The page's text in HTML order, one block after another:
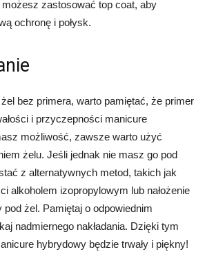
możesz zastosować top coat, aby
ochronę i połysk.
bez primera, warto pamiętać, że primer
i przyczepności manicure
możliwość, zawsze warto użyć
żelu. Jeśli jednak nie masz go pod
z alternatywnych metod, takich jak
alkoholem izopropylowym lub nałożenie
żel. Pamiętaj o odpowiednim
nadmiernego nakładania. Dzięki tym
hybrydowy będzie trwały i piękny!